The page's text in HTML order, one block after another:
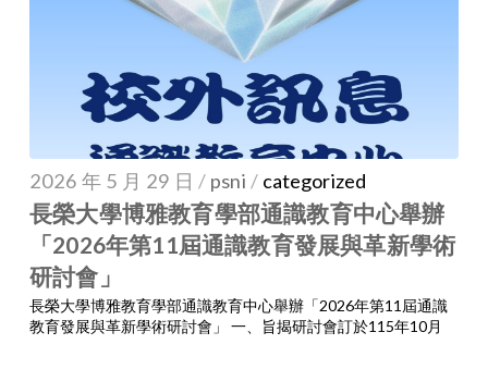
2026 年 5 月 29 日 / psni / categorized
長榮大學博雅教育學部通識教育中心舉辦
「2026年第11屆通識教育發展與革新學術
研討會」
長榮大學博雅教育學部通識教育中心舉辦「2026年第11屆通識
教育發展與革新學術研討會」 一、旨揭研討會訂於115年10月